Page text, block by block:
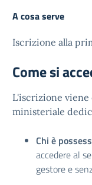
A cosa serve
Iscrizione alla
Come si
L'iscrizione
ministeriale
Chi è
accedere al
gestore e